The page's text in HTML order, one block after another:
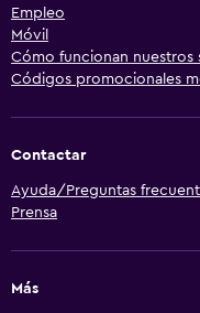
Empleo
Móvil
Cómo funcionan nuestros
Códigos promocionales
Contactar
Ayuda/Preguntas
Prensa
Más